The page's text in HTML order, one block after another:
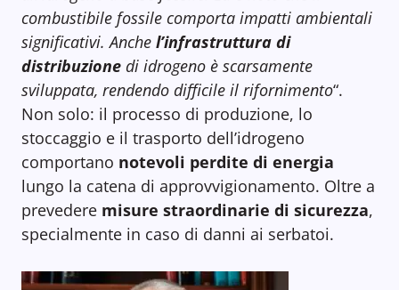
combustibile fossile comporta impatti ambientali
significativi. Anche l’infrastruttura di
distribuzione di idrogeno è scarsamente
sviluppata, rendendo difficile il rifornimento“.
Non solo: il processo di produzione, lo
stoccaggio e il trasporto dell’idrogeno
comportano notevoli perdite di energia
lungo la catena di approvvigionamento. Oltre a
prevedere misure straordinarie di sicurezza,
specialmente in caso di danni ai serbatoi.